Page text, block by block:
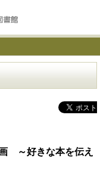
～好きな本を伝え